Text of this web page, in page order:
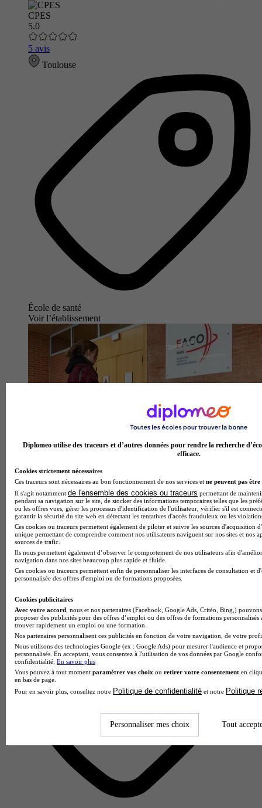
CPES
5.0
5 avis
Toulouse
École de santé
Voir l’établissement
FACO Faculté libre de Droit
4.8
19 avis
Paris 6e
Diplomeo utilise des traceurs et d’autres données pour rendre la recherche
efficace.
Cookies strictement nécessaires
Ces traceurs sont nécessaires au bon fonctionnement de nos services et ne peuvent pas être
Il s'agit notamment de l'ensemble des cookies ou traceurs permettant de
pendant sa navigation sur le site, de stocker des informations temporaires telles que les
ou les offres vues, gérer les processus d'identification de l'utilisateur, vérifier s'il est
garantir la sécurité du site web en détectant les tentatives d'accès frauduleux ou les
Ces cookies ou traceurs permettent également de piloter et suivre les sources d'acquisition
unique permettant de comprendre comment nos utilisateurs naviguent sur nos sites et nos
sources de trafic.
Ils nous permettent également d’observer le comportement de nos utilisateurs afin
navigation dans nos sites beaucoup plus rapide et fluide.
Ces cookies ou traceurs permettent enfin de personnaliser les interfaces de consultation et
personnalisée des offres d'emploi ou de formations proposées.
Cookies publicitaires
Avec votre accord , nous et nos partenaires (Facebook, Google Ads, Critéo, Bing,)
proposer des publicités pour des offres d’emploi ou des offres de formations
trouver rapidement un emploi ou une formation.
Nos partenaires personnalisent ces publicités en fonction de votre navigation, de votre
Nous utilisons des technologies Google (ex : Google Ads) pour mesurer l'audience et
personnalisés. En acceptant, vous consentez à l'utilisation de vos données par Google
confidentialité. En savoir plus
Vous pouvez à tout moment paramétrer vos choix ou retirer votre consentement en
en bas de page.
Pour en savoir plus, consultez notre Politique de confidentialité et notre Politique
Personnaliser mes choix Tout